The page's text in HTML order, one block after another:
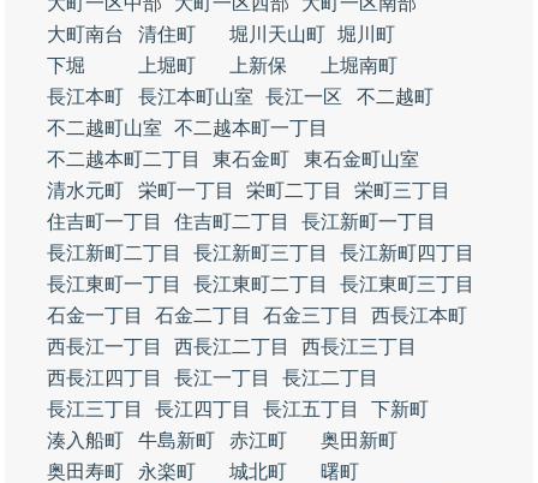
大町南台
清住町 堀川天山町 堀川町
下堀
上堀町 上新保
上堀南町
長江本町
長江本町山室 長江一区
不二越町
不二越町山室
不二越本町一丁目
不二越本町二丁目
東石金町
東石金町山室
清水元町
栄町一丁目 栄町二丁目
栄町三丁目
住吉町一丁目
住吉町二丁目
長江新町一丁目
長江新町二丁目
長江新町三丁目
長江新町四丁目
長江東町一丁目
長江東町二丁目
長江東町三丁目
石金一丁目
石金二丁目 石金三丁目
西長江本町
西長江一丁目
西長江二丁目
西長江三丁目
西長江四丁目
長江一丁目
長江二丁目
長江三丁目
長江四丁目 長江五丁目
下新町
湊入船町
牛島新町 赤江町
奥田新町
奥田寿町
永楽町 城北町
曙町